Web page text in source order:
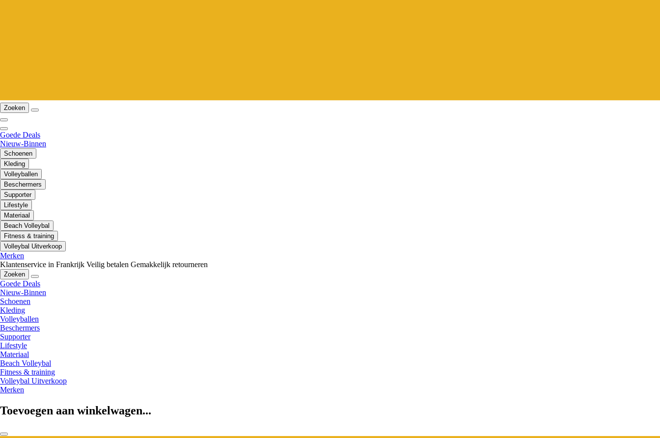
Zoeken
Goede Deals
Nieuw-Binnen
Schoenen
Kleding
Volleyballen
Beschermers
Supporter
Lifestyle
Materiaal
Beach Volleybal
Fitness & training
Volleybal Uitverkoop
Merken
Klantenservice in Frankrijk Veilig betalen Gemakkelijk retourneren
Zoeken
Goede Deals
Nieuw-Binnen
Schoenen
Kleding
Volleyballen
Beschermers
Supporter
Lifestyle
Materiaal
Beach Volleybal
Fitness & training
Volleybal Uitverkoop
Merken
Toevoegen aan winkelwagen...